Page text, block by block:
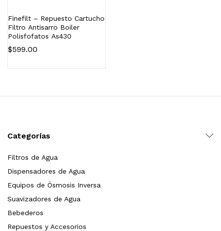
Finefilt – Repuesto Cartucho
Filtro Antisarro Boiler
Polisfofatos As430
$599.00
Categorías
Filtros de Agua
Dispensadores de Agua
Equipos de Ósmosis Inversa
Suavizadores de Agua
Bebederos
Repuestos y Accesorios